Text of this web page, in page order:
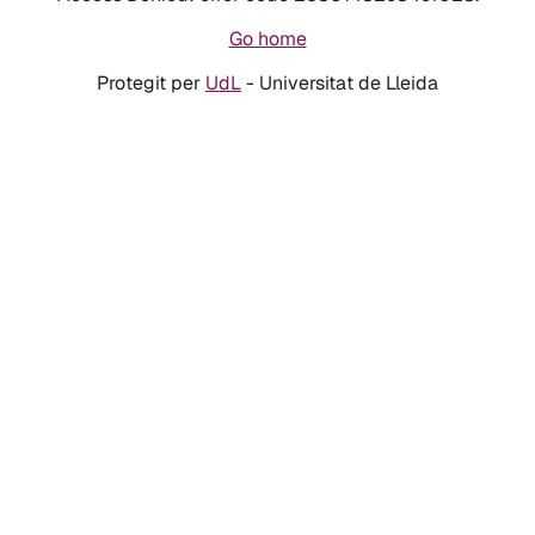
Go home
Protegit per UdL- Universitat de Lleida